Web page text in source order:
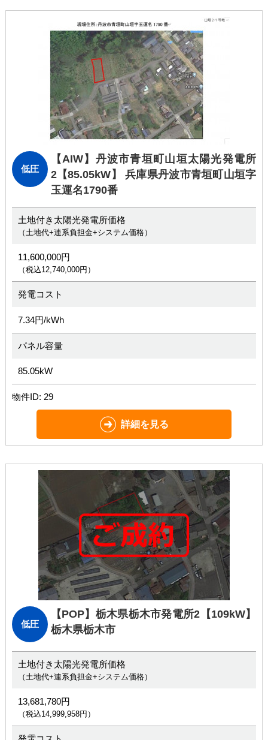
低圧
【AIW】丹波市青垣町山垣太陽光発電所
2【85.05kW】 兵庫県丹波市青垣町山垣字
玉運名1790番
土地付き太陽光発電所価格
（土地代+連系負担金+システム価格）
11,600,000円
（税込12,740,000円）
発電コスト
7.34円/kWh
パネル容量
85.05kW
物件ID: 29
詳細を見る
低圧
【POP】栃木県栃木市発電所2 【109kW】
栃木県栃木市
土地付き太陽光発電所価格
（土地代+連系負担金+システム価格）
13,681,780円
（税込14,999,958円）